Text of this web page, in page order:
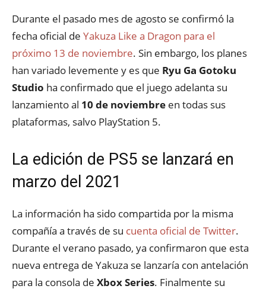
Durante el pasado mes de agosto se confirmó la
fecha oficial de Yakuza Like a Dragon para el
próximo 13 de noviembre. Sin embargo, los planes
han variado levemente y es que Ryu Ga Gotoku
Studio ha confirmado que el juego adelanta su
lanzamiento al 10 de noviembre en todas sus
plataformas, salvo PlayStation 5.
La edición de PS5 se lanzará en
marzo del 2021
La información ha sido compartida por la misma
compañía a través de su cuenta oficial de Twitter.
Durante el verano pasado, ya confirmaron que esta
nueva entrega de Yakuza se lanzaría con antelación
para la consola de Xbox Series. Finalmente su